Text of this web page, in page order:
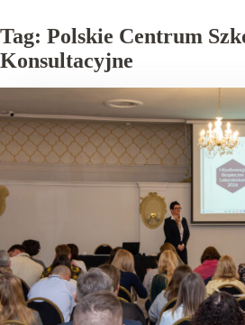
Tag: Polskie Centrum
Konsultacyjne